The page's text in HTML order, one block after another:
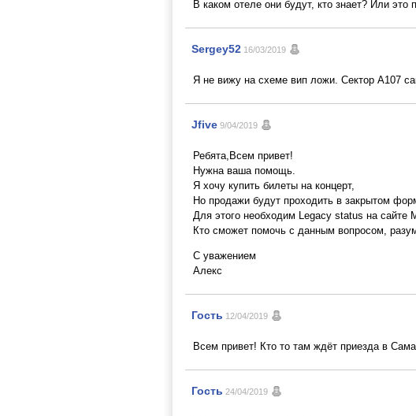
В каком отеле они будут, кто знает? Или это
Sergey52 16/03/2019
Я не вижу на схеме вип ложи. Сектор А107
Jfive 9/04/2019
Ребята,Всем привет!
Нужна ваша помощь.
Я хочу купить билеты на концерт,
Но продажи будут проходить в закрытом
Для этого необходим Legacy status на сайте
Кто сможет помочь с данным вопросом,
С уважением
Алекс
Гость 12/04/2019
Всем привет! Кто то там ждёт приезда в
Гость 24/04/2019